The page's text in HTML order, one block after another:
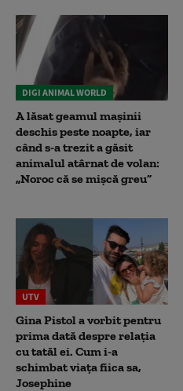
DIGI ANIMAL WORLD
A lăsat geamul mașinii
deschis peste noapte, iar
când s-a trezit a găsit
animalul atârnat de volan:
„Noroc că se mișcă greu”
UTV
Gina Pistol a vorbit pentru
prima dată despre relația
cu tatăl ei. Cum i-a
schimbat viața fiica sa,
Josephine